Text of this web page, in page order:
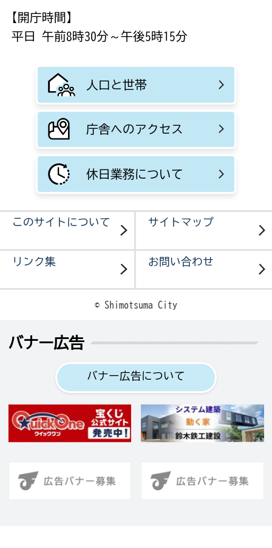
【開庁時間】
平日 午前8時30分～午後5時15分
人口と世帯
庁舎へのアクセス
休日業務について
このサイトについて サイトマップ
リンク集 お問い合わせ
© Shimotsuma City
バナー広告
バナー広告について